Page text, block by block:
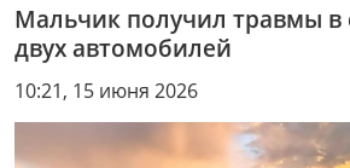
Мальчик получил травмы в
двух автомобилей
10:21, 15 июня 2026